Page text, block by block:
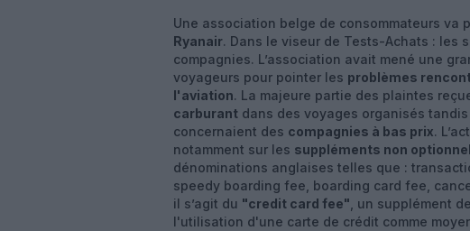
Une association belge de consommateurs va
Ryanair. Dans le viseur de Tests-Achats : les
compagnies. L’association avait mené une
voyageurs pour pointer les problèmes
l'aviation. La majeure partie des plaintes
carburant dans des voyages organisés
concernaient des compagnies à bas prix.
notamment sur les suppléments non
dénominations anglaises telles que :
speedy boarding fee, boarding card fee,
il s’agit du "credit card fee" , un supplément
l'utilisation d'une carte de crédit comme